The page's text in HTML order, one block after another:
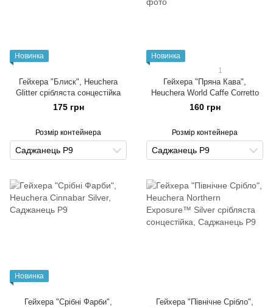
Новинка
Гейхера "Блиск", Heuchera
Glitter срібляста сонцестійка
175 грн
Розмір контейнера
Саджанець Р9
Новинка
1
Гейхера "Пряна Кава",
Heuchera World Caffe Corretto
160 грн
Розмір контейнера
Саджанець Р9
Новинка
Гейхера "Срібні Фарби",
Гейхера "Північне Срібло",